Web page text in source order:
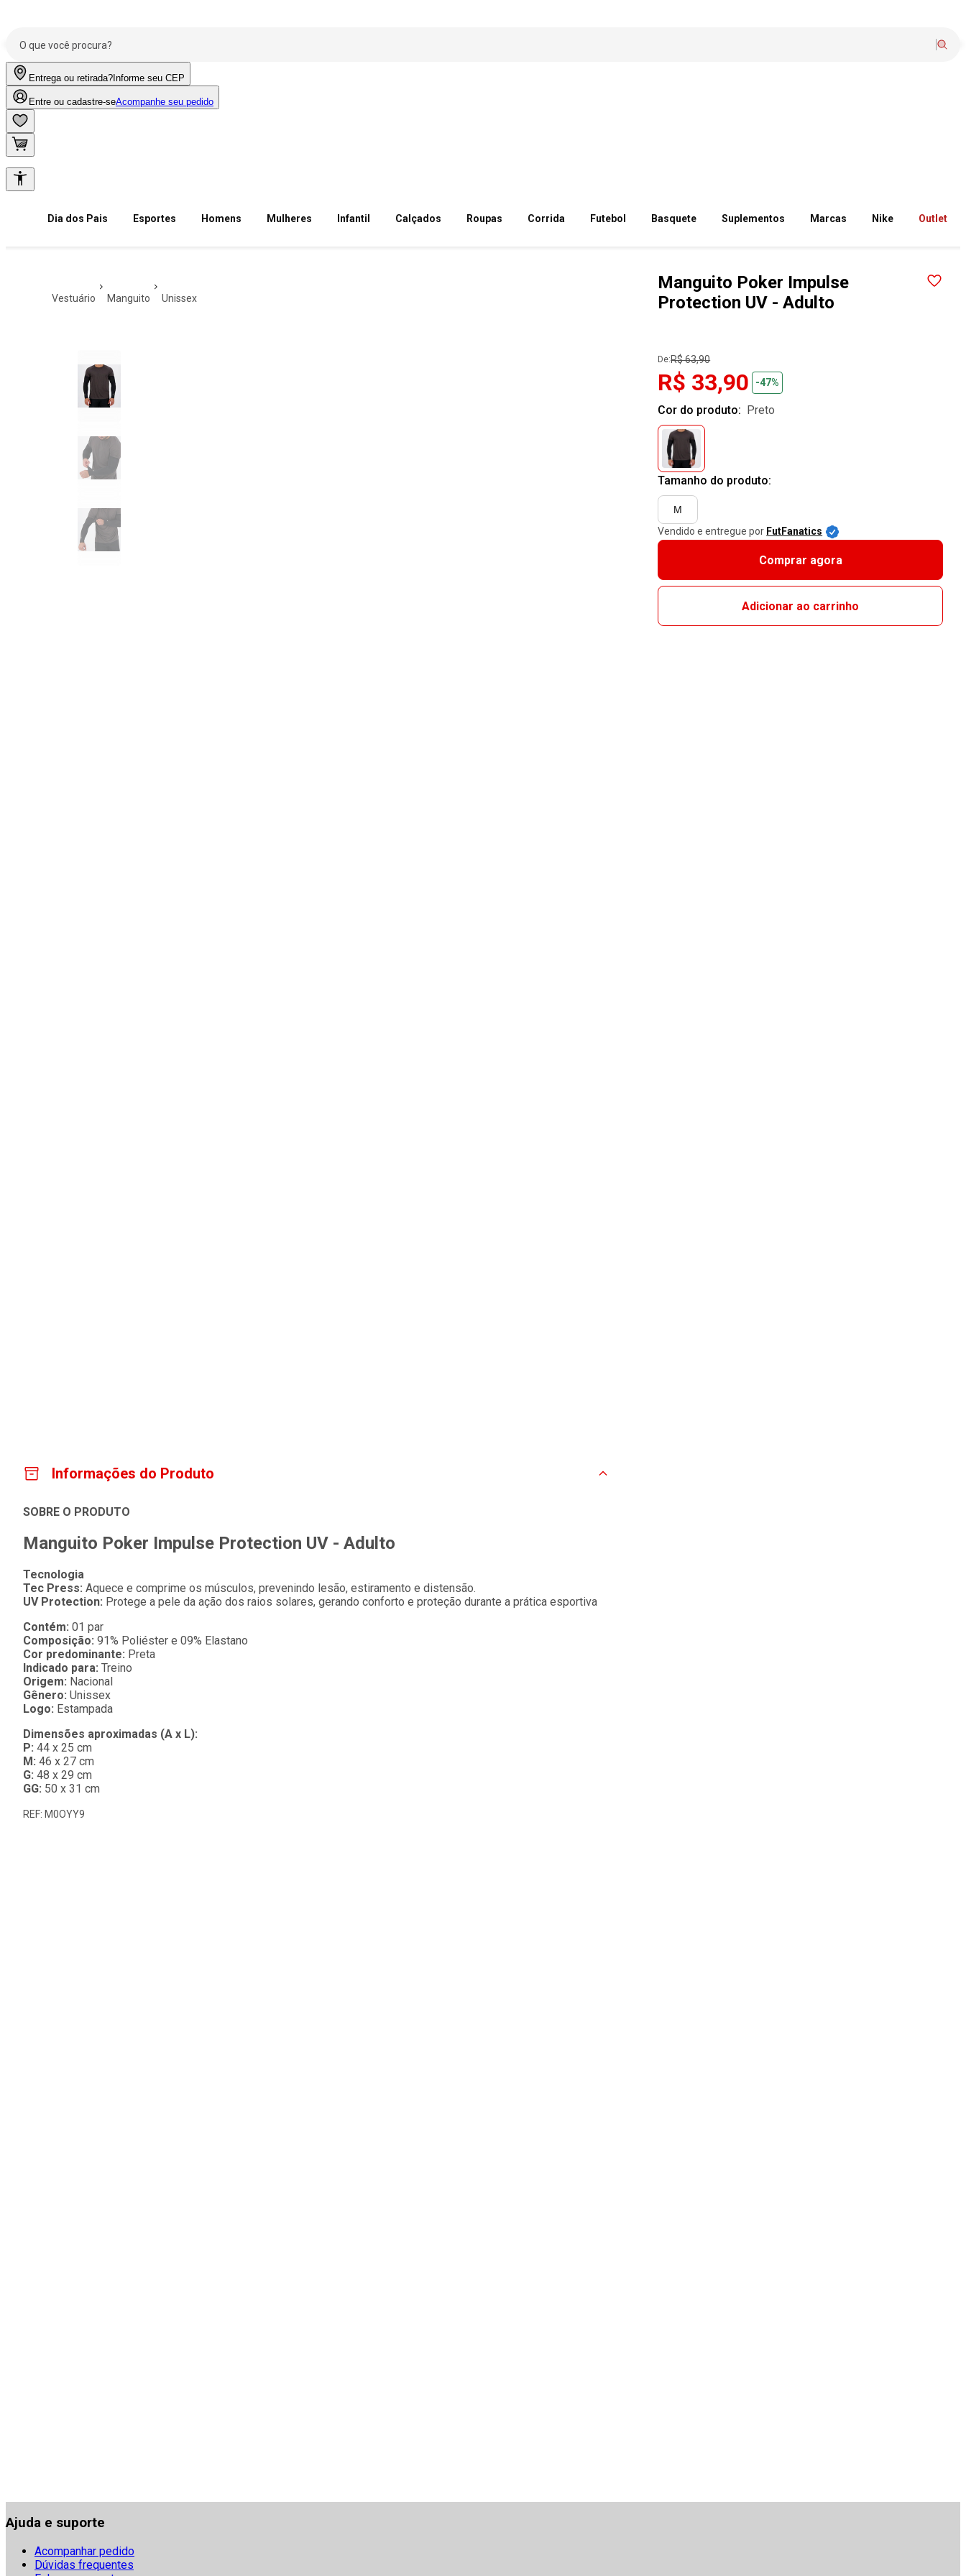
Entrega ou retirada? Informe seu CEP
Entre ou cadastre-seAcompanhe seu pedido
Dia dos Pais Esportes Homens Mulheres Infantil Calçados Roupas Corrida Futebol Basquete Suplementos Marcas Nike Outlet
vestuário manguito unissex
Manguito Poker Impulse
Protection UV - Adulto
De:R$ 63,90
R$ 33,90 -47%
Cor do produto: preto
Tamanho do produto:
M
Vendido e entregue por FutFanatics
Comprar agora
Adicionar ao carrinho
Informações do Produto
SOBRE O PRODUTO
Manguito Poker Impulse Protection UV - Adulto
Tecnologia
Tec Press: Aquece e comprime os músculos, prevenindo lesão, estiramento e distensão.
UV Protection: Protege a pele da ação dos raios solares, gerando conforto e proteção durante a prática esportiva
Contém: 01 par
Composição: 91% Poliéster e 09% Elastano
Cor predominante: Preta
Indicado para: Treino
Origem: Nacional
Gênero: Unissex
Logo: Estampada
Dimensões aproximadas (A x L):
P: 44 x 25 cm
M: 46 x 27 cm
G: 48 x 29 cm
GG: 50 x 31 cm
REF: M0OYY9
Ajuda e suporte
Acompanhar pedido
Dúvidas frequentes